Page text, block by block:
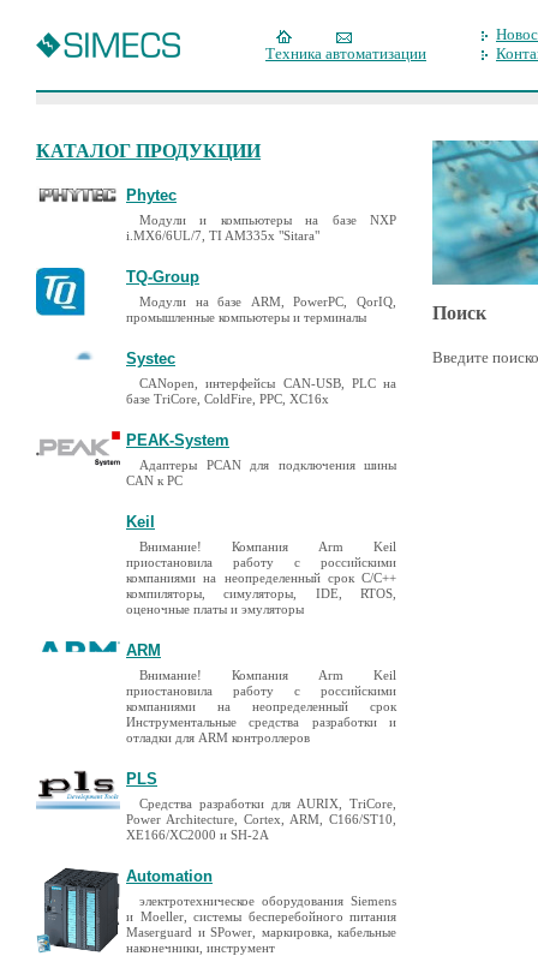
Техника автоматизации
КАТАЛОГ ПРОДУКЦИИ
Phytec
Модули и компьютеры на базе NXP
i.MX6/6UL/7, TI AM335x "Sitara"
TQ-Group
Модули на базе ARM, PowerPC, QorIQ,
промышленные компьютеры и терминалы
Systec
CANopen, интерфейсы CAN-USB, PLC на
базе TriCore, ColdFire, PPC, XC16x
PEAK-System
Адаптеры PCAN для подключения шины
CAN к PC
Keil
Внимание! Компания Arm Keil
приостановила работу с российскими
компаниями на неопределенный срок C/C++
компиляторы, симуляторы, IDE, RTOS,
оценочные платы и эмуляторы
ARM
Внимание! Компания Arm Keil
приостановила работу с российскими
компаниями на неопределенный срок
Инструментальные средства разработки и
отладки для ARM контроллеров
PLS
Средства разработки для AURIX, TriCore,
Power Architecture, Cortex, ARM, C166/ST10,
XE166/XC2000 и SH-2A
Automation
электротехническое оборудования Siemens
и Moeller, системы бесперебойного питания
Maserguard и SPower, маркировка, кабельные
наконечники, инструмент
Поиск
Введите